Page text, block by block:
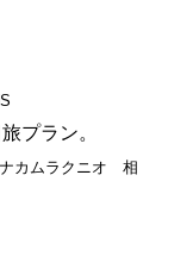
プラン。
カムラクニオ 相